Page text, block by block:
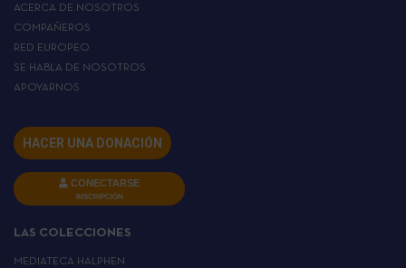
ACERCA DE NOSOTROS
COMPAÑEROS
RED EUROPEO
SE HABLA DE NOSOTROS
APOYARNOS
HACER UNA DONACIÓN
CONECTARSE
INSCRIPCIÓN
LAS COLECCIONES
MEDIATECA HALPHEN